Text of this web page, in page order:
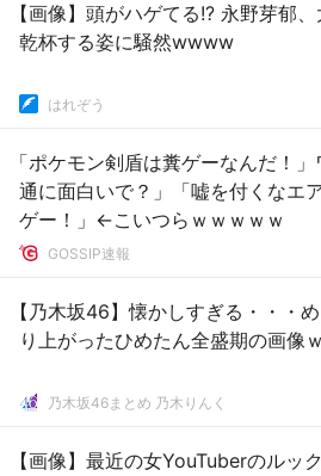
【画像】頭がハゲてる!? 永野芽郁
乾杯する姿に騒然wwww
はれぞう
「ポケモン剣盾は糞ゲーなんだ！
通に面白いで？」「嘘を付くなエ
ゲー！」←こいつらｗｗｗｗｗ
GOSSIP速報
【乃木坂46】懐かしすぎる・・・
り上がったひめたん全盛期の画像
乃木坂46まとめ 乃木りんく
【画像】最近の女YouTuberのルッ